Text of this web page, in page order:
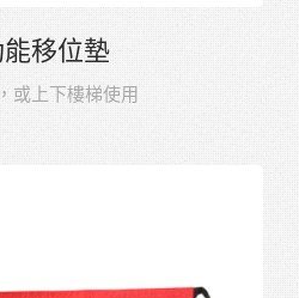
移位墊
或上下樓梯使用